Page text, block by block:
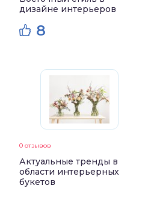
дизайне интерьеров
8
0 отзывов
Актуальные тренды в
области интерьерных
букетов